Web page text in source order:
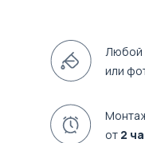
Любой
или
от 2